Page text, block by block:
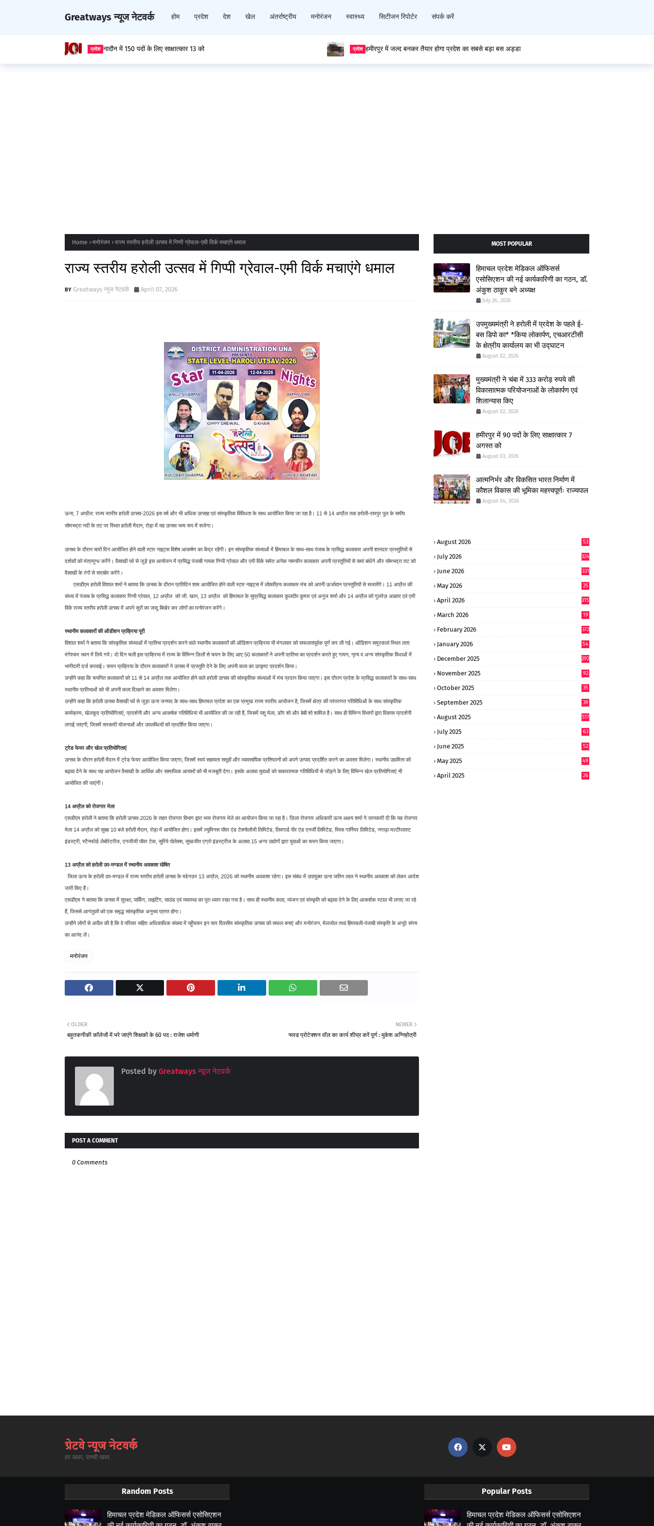
Greatways न्यूज नेटवर्क होम प्रदेश देश खेल अंतर्राष्ट्रीय मनोरंजन स्वास्थ्य सिटीजन रिपोर्टर संपर्क करें
हमीरपुर में जल्द बनकर तैयार होगा प्रदेश का सबसे बड़ा बस अड्डा प्रदेश बीपीएल परिवारों के सशक्तिकरण को जिला प्रशासन का विशेष संवाद
Home मनोरंजन राज्य स्तरीय हरोली उत्सव में गिप्पी ग्रेवाल-एमी विर्क मचाएंगे धमाल
राज्य स्तरीय हरोली उत्सव में गिप्पी ग्रेवाल-एमी विर्क मचाएंगे धमाल
Greatways न्यूज नेटवर्क April 07, 2026
ऊना, 7 अप्रैल: राज्य स्तरीय हरोली उत्सव-2026 इस वर्ष और भी अधिक उत्साह एवं सांस्कृतिक विविधता के साथ आयोजित किया जा रहा है। 11 से 14 अप्रैल तक हरोली-रामपुर पुल के समीप
सोमभद्रा नदी के तट पर स्थित हरोली मैदान, रोड़ा में यह उत्सव भव्य रूप में सजेगा।
उत्सव के दौरान चारों दिन आयोजित होने वाली स्टार नाइट्स विशेष आकर्षण का केंद्र रहेंगी। इन सांस्कृतिक संध्याओं में हिमाचल के साथ-साथ पंजाब के प्रसिद्ध कलाकार अपनी शानदार प्रस्तुतियों से
दर्शकों को मंत्रमुग्ध करेंगे। वैसाखी पर्व से जुड़े इस आयोजन में प्रसिद्ध पंजाबी गायक गिप्पी ग्रेवाल और एमी विर्क समेत अनेक नामचीन कलाकार अपनी प्रस्तुतियों से समां बांधेंगे और सोमभद्रा तट को
वैसाखी के रंगों से सराबोर करेंगे।
एसडीएम हरोली विशाल शर्मा ने बताया कि उत्सव के दौरान प्रतिदिन शाम आयोजित होने वाली स्टार नाइट्स में लोकप्रिय कलाकार मंच को अपनी ऊर्जावान प्रस्तुतियों से सजायेंगे। 11 अप्रैल की
संध्या में पंजाब के प्रसिद्ध कलाकार गिप्पी ग्रेवाल, 12 अप्रैल को जी. खान, 13 अप्रैल को हिमाचल के सुप्रसिद्ध कलाकार कुलदीप कुमार एवं अनुज शर्मा और 14 अप्रैल को गुलरेज़ अख़्तर एवं एमी
विर्क राज्य स्तरीय हरोली उत्सव में अपने सुरों का जादू बिखेर कर लोगों का मनोरंजन करेंगे।
स्थानीय कलाकारों की ऑडीशन प्रक्रिया पूरी
विशाल शर्मा ने बताया कि सांस्कृतिक संध्याओं में प्रतिभा प्रदर्शन करने वाले स्थानीय कलाकारों की ऑडिशन प्रक्रिया भी मंगलवार को सफलतापूर्वक पूर्ण कर ली गई। ऑडिशन समूरकलां स्थित लता
मंगेश्कर भवन में लिये गये। दो दिन चली इस प्रक्रिया में राज्य के विभिन्न ज़िलों से चयन के लिए आए 50 कलाकारों ने अपनी प्रतिभा का प्रदर्शन करते हुए गायन, नृत्य व अन्य सांस्कृतिक विधाओं में
भागीदारी दर्ज करवाई। चयन प्रक्रिया के दौरान कलाकारों ने उत्सव में प्रस्तुति देने के लिए अपनी कला का उत्कृष्ट प्रदर्शन किया।
उन्होंने कहा कि चयनित कलाकारों को 11 से 14 अप्रैल तक आयोजित होने वाले हरोली उत्सव की सांस्कृतिक संध्याओं में मंच प्रदान किया जाएगा। इस दौरान प्रदेश के प्रसिद्ध कलाकारों के साथ-साथ
स्थानीय प्रतिभाओं को भी अपनी कला दिखाने का अवसर मिलेगा।
उन्होंने कहा कि हरोली उत्सव वैसाखी पर्व से जुड़ा ऊना जनपद के साथ-साथ हिमाचल प्रदेश का एक प्रमुख राज्य स्तरीय आयोजन है, जिसमें क्षेत्र की परंपरागत गतिविधिओं के साथ सांस्कृतिक
कार्यक्रम, खेलकूद प्रतियोगिताएं, प्रदर्शनी और अन्य आकर्षक गतिविधियां भी आयोजित की जा रही हैं, जिसमें पशु मेला, डॉग शो और बेबी शो शामिल है। साथ ही विभिन्न विभागों द्वारा विकास प्रदर्शनी
लगाई जाएगी, जिसमें सरकारी योजनाओं और उपलब्धियों को प्रदर्शित किया जाएगा।
ट्रेड फेयर और खेल प्रतियोगिताएं
उत्सव के दौरान हरोली मैदान में ट्रेड फेयर आयोजित किया जाएगा, जिसमें स्वयं सहायता समूहों और व्यावसायिक प्रतिष्ठानों को अपने उत्पाद प्रदर्शित करने का अवसर मिलेगा। स्थानीय उद्यमिता को
बढ़ावा देने के साथ यह आयोजन वैसाखी के आर्थिक और सामाजिक आयामों को भी मजबूती देगा। इसके अलावा युवाओं को सकारात्मक गतिविधियों से जोड़ने के लिए विभिन्न खेल प्रतियोगिताएं भी
आयोजित की जाएंगी।
14 अप्रैल को रोजगार मेला
एसडीएम हरोली ने बताया कि हरोली उत्सव-2026 के तहत रोजगार विभाग द्वारा भव्य रोजगार मेले का आयोजन किया जा रहा है। ज़िला रोजगार अधिकारी ऊना अक्षय शर्मा ने जानकारी दी कि यह रोजगार
मेला 14 अप्रैल को सुबह 10 बजे हरोली मैदान, रोड़ा में आयोजित होगा। इसमें ल्यूमिनस पॉवर एंड टेक्नोलॉजी लिमिटेड, लिवगार्ड पीर एंड एनर्जी लिमिटेड, स्विस गार्नियर लिमिटेड, नगाड़ा मल्टीप्लास्ट
इंडस्ट्री, स्टैनफोर्ड लेबोरेटरीज, एनजीजी पॉवर टेक, सुरिये पोलेक्स, सुखजीत एग्रो इंडस्ट्रीज के अलावा 15 अन्य उद्योगों द्वारा युवाओं का चयन किया जाएगा।
13 अप्रैल को हरोली उप-मण्डल में स्थानीय अवकाश घोषित
जिला ऊना के हरोली उप-मण्डल में राज्य स्तरीय हरोली उत्सव के मद्देनज़र 13 अप्रैल, 2026 को स्थानीय अवकाश रहेगा। इस संबंध में उपायुक्त ऊना जतिन लाल ने स्थानीय अवकाश को लेकर आदेश
जारी किए हैं।
एसडीएम ने बताया कि उत्सव में सुरक्षा, पार्किंग, लाइटिंग, साउंड एवं व्यवस्था का पूरा ध्यान रखा गया है। साथ ही स्थानीय कला, व्यंजन एवं संस्कृति को बढ़ावा देने के लिए आकर्शक स्टाल भी लगाए जा रहे
हैं, जिससे आगंतुकों को एक समृद्ध सांस्कृतिक अनुभव प्राप्त होगा।
उन्होंने लोगों से अपील की है कि वे परिवार सहित अधिकाधिक संख्या में पहुँचकर इन चार दिवसीय सांस्कृतिक उत्सव को सफल बनाएं और मनोरंजन, मेलजोल तथा हिमाचली-पंजाबी संस्कृति के अनूठे संगम
का आनंद लें।
मनोरंजन
NEWER
फ्लड प्रोटेक्शन वॉल का कार्य शीघ्र करें पूर्ण : मुकेश अग्निहोत्री
OLDER
बहुतकनीकी कॉलेजों में भरे जाएंगे शिक्षकों के 60 पद : राजेश धर्माणी
Posted by Greatways न्यूज नेटवर्क
POST A COMMENT
0 Comments
MOST POPULAR
हिमाचल प्रदेश मेडिकल ऑफिसर्स
एसोसिएशन की नई कार्यकारिणी का गठन, डॉ.
अंकुश ठाकुर बने अध्यक्ष
July 26, 2026
उपमुख्यमंत्री ने हरोली में प्रदेश के पहले ई-
बस डिपो का* *किया लोकार्पण, एचआरटीसी
के क्षेत्रीय कार्यालय का भी उद्घाटन
August 02, 2026
मुख्यमंत्री ने चंबा में 333 करोड़ रुपये की
विकासात्मक परियोजनाओं के लोकार्पण एवं
शिलान्यास किए
August 02, 2026
हमीरपुर में 90 पदों के लिए साक्षात्कार 7
अगस्त को
August 03, 2026
आत्मनिर्भर और विकसित भारत निर्माण में
कौशल विकास की भूमिका महत्त्वपूर्णः राज्यपाल
August 04, 2026
August 2026 53
July 2026 324
June 2026 331
May 2026
25
April 2026 315
March 2026
19
February 2026 372
January 2026
54
December 2025 292
November 2025 92
October 2025 35
September 2025
39
August 2025 517
July 2025
63
June 2025
52
May 2025
49
April 2025 26
हर खबर, सच्ची खबर
Random Posts
हिमाचल प्रदेश मेडिकल ऑफिसर्स एसोसिएशन
Popular Posts
हिमाचल प्रदेश मेडिकल ऑफिसर्स एसोसिएशन